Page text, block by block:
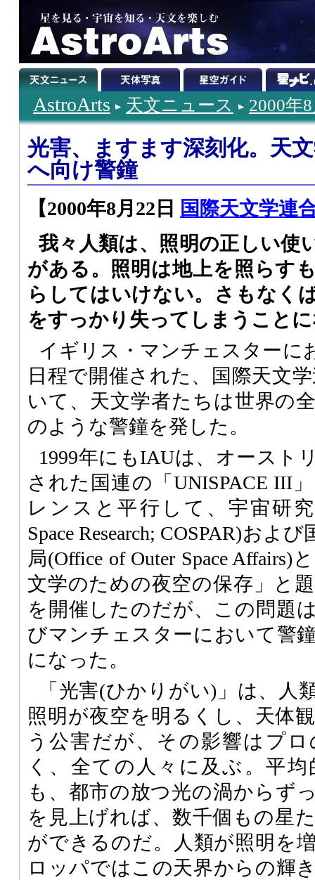
AstroArts 天文ニュース 2000年
光害、ますます深刻化。天
へ向け警鐘
【2000年8月22日
国際天文学連
我々人類は、照明の正しい使
がある。照明は地上を照らす
らしてはいけない。さもなく
をすっかり失ってしまうこと
イギリス・マンチェスターに
日程で開催された、国際天文
いて、天文学者たちは世界の
のような警鐘を発した。
1999年にもIAUは、オースト
された国連の「UNISPACE III
レンスと平行して、宇宙研究
Space Research; COSPAR)およ
局(Office of Outer Space
文学のための夜空の保存」と
を開催したのだが、この問題
びマンチェスターにおいて警
になった。
「光害(ひかりがい)」は、人
照明が夜空を明るくし、天体
う公害だが、その影響はプ
く、全ての人々に及ぶ。平
も、都市の放つ光の渦からず
を見上げれば、数千個もの星
ができるのだ。人類が照明を
ロッパではこの天界からの輝